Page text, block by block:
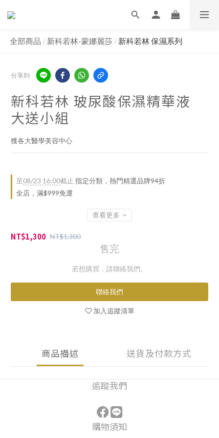
全部商品 / 新科若林-蒙娜麗莎 / 新科若林 保濕系列
分享到
新科若林 玻尿酸保濕精華液
大送小組
獲各大醫學美容中心
至08/23 16:00截止 指定分類，熱門精選品牌94折
全店，滿$999免運
查看更多
NT$1,300 NT$1,300
售完
若想購買，請聯絡我們。
聯絡我們
加入追蹤清單
商品描述 送貨及付款方式
追蹤我們
購物須知